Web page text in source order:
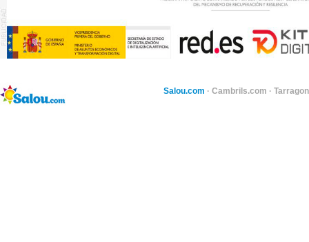
Salou.com · Cambrils.com ·